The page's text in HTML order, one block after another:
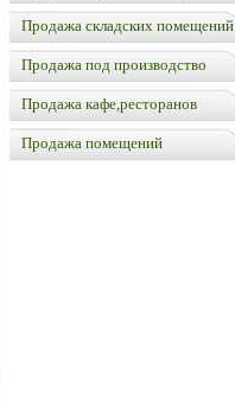
Продажа складских помещений
Продажа под производство
Продажа кафе,ресторанов
Продажа помещений